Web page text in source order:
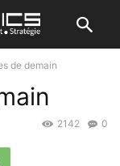
de demain
0
2142